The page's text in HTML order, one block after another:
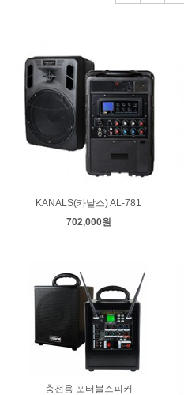
KANALS(카날스) AL-781
702,000원
충전용 포터블스피커